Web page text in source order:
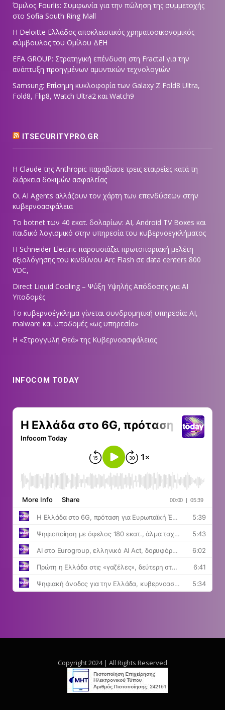
Όμιλος Fourlis: Συμφωνία για την πώληση της συμμετοχής
στο Sofia South Ring Mall
Η Deloitte Ελλάδος αποκλειστικός χρηματοοικονομικός
σύμβουλος του Ομίλου ΔΕΗ
EFA GROUP: Στρατηγική επένδυση στη Fractal για την
ανάπτυξη προηγμένων αμυντικών τεχνολογιών
Samsung: Επίσημη κυκλοφορία των Galaxy Z Fold8 Ultra,
Fold8, Flip8, Watch Ultra2 και Watch9
ITSECURITYPRO.GR
Η Claude της Anthropic παραβίασε τρεις εταιρείες κατά τη
διάρκεια δοκιμών ασφαλείας
Οι AI Agents αλλάζουν τον χάρτη των επενδύσεων στην
κυβερνοασφάλεια
Το botnet των 40 εκατ. δολαρίων: AI, Android TV Boxes και
παιδικό λογισμικό στην υπηρεσία του κυβερνοεγκλήματος
Η Schneider Electric παρουσιάζει πρωτοποριακή μελέτη
αξιολόγησης του κινδύνου Arc Flash σε data centers 800
VDC,
Direct Liquid Cooling – Ψύξη Υψηλής Απόδοσης για AI
Υποδομές
Το κυβερνοέγκλημα γίνεται συνδρομητική υπηρεσία: AI,
malware και υποδομές «ως υπηρεσία»
Η «Στρογγυλή Θεά» της Κυβερνοασφάλειας
INFOCOM TODAY
Copyright 2024 | All Rights Reserved